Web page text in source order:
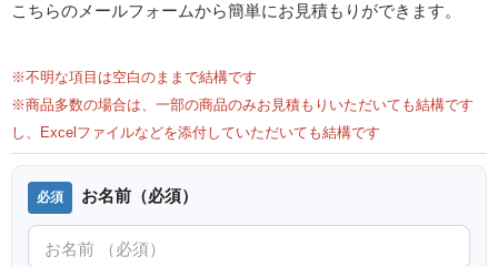
こちらのメールフォームから簡単にお見積もりができます。
※不明な項目は空白のままで結構です
※商品多数の場合は、一部の商品のみお見積もりいただいても結構です
し、Excelファイルなどを添付していただいても結構です
お名前（必須）